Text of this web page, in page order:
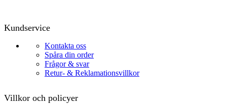
Kundservice
Kontakta oss
Spåra din order
Frågor & svar
Retur- & Reklamationsvillkor
Villkor och policyer